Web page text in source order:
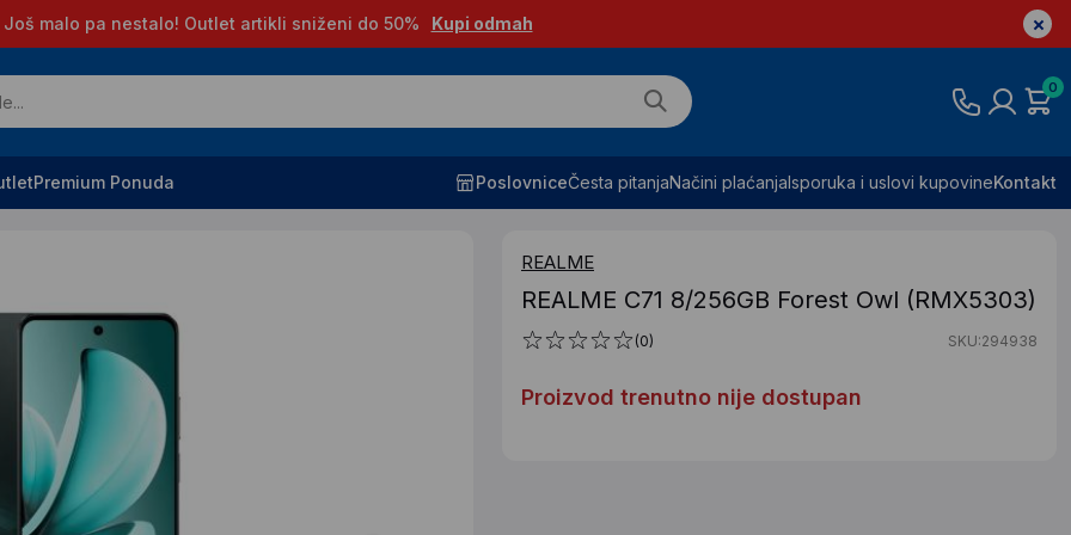
Još malo pa nestalo! Outlet artikli sniženi do 50% Kupi odmah
0
Premium Ponuda PoslovniceČesta pitanjaNačini plaćanjaIsporuka i uslovi kupovineKontakt
REALME
REALME C71 8/256GB Forest Owl (RMX5303)
(0) SKU:294938
Proizvod trenutno nije dostupan